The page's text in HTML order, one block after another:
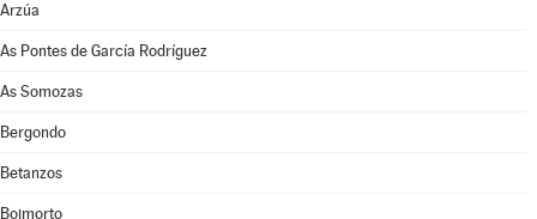
Arzúa
As Pontes de García Rodríguez
As Somozas
Bergondo
Betanzos
Boimorto